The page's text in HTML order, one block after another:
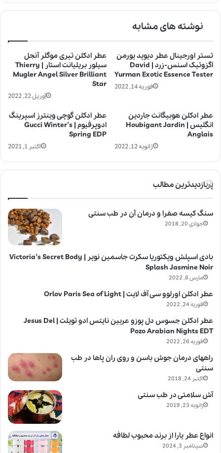
نوشته های مشابه
عطر ادکلن تیری موگلر آنجل
سیلور بریلیانت استار | Thierry
Mugler Angel Silver Brilliant
Star
آوریل 22, 2022
تستر اورجینال عطر دیوید یورمن
اگزوتیک اسنس-زرد | David
Yurman Exotic Essence Tester
فوریه 14, 2022
عطر ادکلن گوچی وینترز اسپرینگ
ادوپرفیوم | Gucci Winter’s
Spring EDP
اکتبر 1, 2021
عطر ادکلن هوبیگانت جاردین
انگلیس | Houbigant Jardin
Anglais
ژانویه 12, 2022
پربازدیدترین مطالب
سنگ کیسه صفرا و درمان آن در طب سنتی
جولای 20, 2018
بادی اسپلش ویکتوریا سکرت جاسمین نویر | Victoria’s Secret Body
Splash Jasmine Noir
مارس 6, 2022
عطر ادکلن اورلوو سی آف لایت | Orlov Paris Sea of Light
فوریه 24, 2022
عطر ادکلن جسوس دل پوزو عربین نایتس ادو تویلت | Jesus Del
Pozo Arabian Nights EDT
فوریه 26, 2022
راههای درمان جوش باسن و روی ران پاها در طب
سنتی
اکتبر 24, 2018
آش سلامتی در طب سنتی
ژانویه 23, 2019
انواع عطر یارا از برند محبوب لطافه
سپتامبر 3, 2024